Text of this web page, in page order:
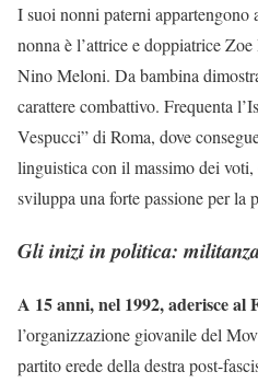
I suoi nonni paterni appartengono
nonna è l’attrice e doppiatrice
Nino Meloni. Da bambina
carattere combattivo. Frequenta
Vespucci” di Roma, dove
linguistica con il massimo dei
sviluppa una forte passione per la
Gli inizi in politica:
A 15 anni, nel 1992, aderisce al
l’organizzazione giovanile del
partito erede della destra post-